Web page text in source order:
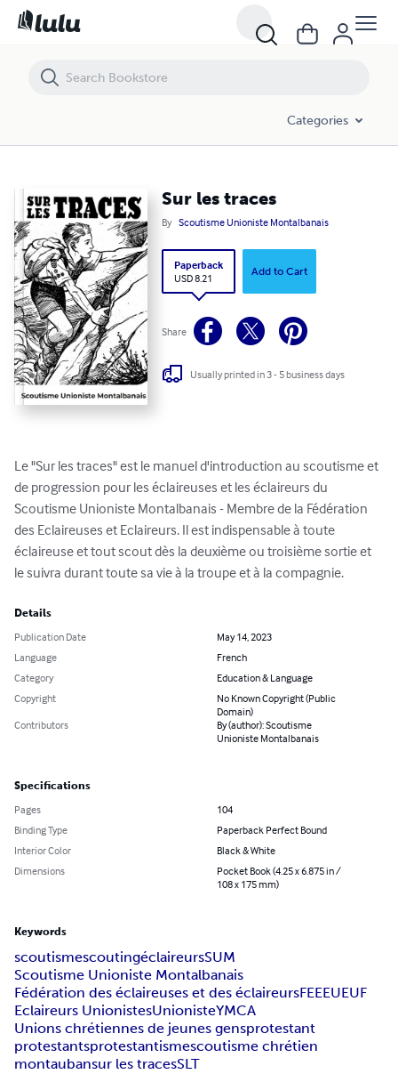
Categories
Sur les traces
By Scoutisme Unioniste Montalbanais
Paperback
USD 8.21
Add to Cart
Share
Usually printed in 3 - 5 business days
Le "Sur les traces" est le manuel d'introduction au scoutisme et
de progression pour les éclaireuses et les éclaireurs du
Scoutisme Unioniste Montalbanais - Membre de la Fédération
des Eclaireuses et Eclaireurs. Il est indispensable à toute
éclaireuse et tout scout dès la deuxième ou troisième sortie et
le suivra durant toute sa vie à la troupe et à la compagnie.
Details
Publication Date
May 14, 2023
Language
French
Category
Education & Language
Copyright
No Known Copyright (Public
Domain)
Contributors
By (author): Scoutisme
Unioniste Montalbanais
Specifications
Pages
104
Binding Type
Paperback Perfect Bound
Interior Color
Black & White
Dimensions
Pocket Book (4.25 x 6.875 in /
108 x 175 mm)
Keywords
scoutismescoutingéclaireursSUM
Scoutisme Unioniste Montalbanais
Fédération des éclaireuses et des éclaireursFEEEUEUF
Eclaireurs UnionistesUnionisteYMCA
Unions chrétiennes de jeunes gensprotestant
protestantsprotestantismescoutisme chrétien
montaubansur les tracesSLT
Sur les traces